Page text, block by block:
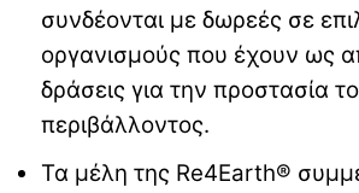
συνδέονται με δωρεές σε
οργανισμούς που έχουν ως
δράσεις για την προστασία
περιβάλλοντος.
Τα μέλη της Re4Earth®